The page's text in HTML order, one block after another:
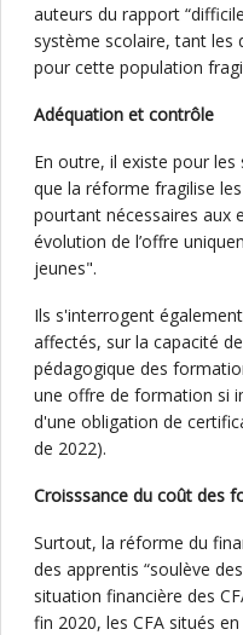
auteurs du rapport
système scolaire, tant
pour cette population
Adéquation et contrôle
En outre, il existe pour les
que la réforme fragilise
pourtant nécessaires aux
évolution de l’offre
jeunes".
Ils s'interrogent
affectés, sur la capacité
pédagogique des
une offre de formation si
d'une obligation de
de 2022).
Croisssance du coût des
Surtout, la réforme du
des apprentis “soulève
situation financière des
fin 2020, les CFA situés